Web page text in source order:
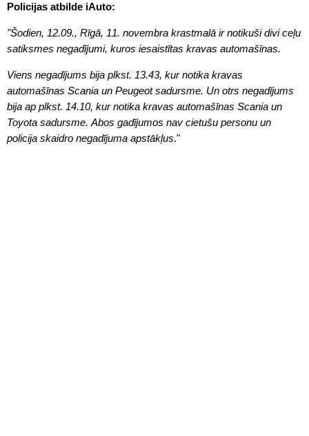
Policijas atbilde iAuto:
"Šodien, 12.09., Rīgā, 11. novembra krastmalā ir notikuši divi ceļu
satiksmes negadījumi, kuros iesaistītas kravas automašīnas.
Viens negadījums bija plkst. 13.43, kur notika kravas
automašīnas Scania un Peugeot sadursme. Un otrs negadījums
bija ap plkst. 14.10, kur notika kravas automašīnas Scania un
Toyota sadursme. Abos gadījumos nav cietušu personu un
policija skaidro negadījuma apstākļus."